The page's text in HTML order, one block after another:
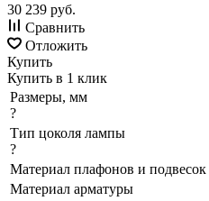
30 239 руб.
Сравнить
Отложить
Купить
Купить в 1 клик
Размеры, мм
?
Тип цоколя лампы
?
Материал плафонов и подвесок
Материал арматуры